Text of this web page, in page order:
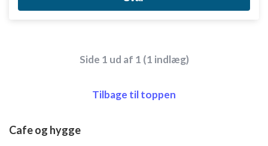
Side 1 ud af 1 (1 indlæg)
Tilbage til toppen
Cafe og hygge